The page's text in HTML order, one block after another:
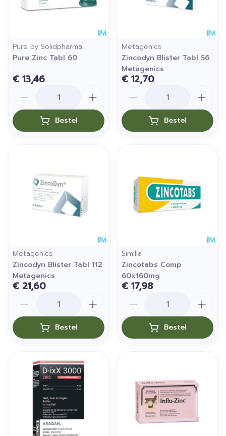
Pure by Solidpharma
Pure Zinc Tabl 60
€ 13,46
Bestel
Metagenics
Zincodyn Blister Tabl 56
Metagenics
€ 12,70
Bestel
Metagenics
Zincodyn Blister Tabl 112
Metagenics
€ 21,60
Bestel
Similia
Zincotabs Comp
60x160mg
€ 17,98
Bestel